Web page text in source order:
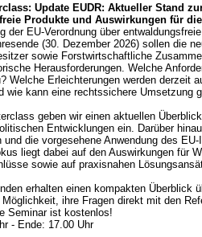
Update EUDR: Aktueller Stand
Produkte und Auswirkungen für
der EU-Verordnung über
(30. Dezember 2026) sollen die
sowie Forstwirtschaftliche
Herausforderungen. Welche
Welche Erleichterungen werden derzeit
wie kann eine rechtssichere Umsetzung
geben wir einen aktuellen
Entwicklungen ein. Darüber
und die vorgesehene Anwendung des
liegt dabei auf den Auswirkungen für
sowie auf praxisnahen
erhalten einen kompakten Überblick
ihre Fragen direkt mit den
Seminar ist kostenlos!
- Ende: 17.00 Uhr